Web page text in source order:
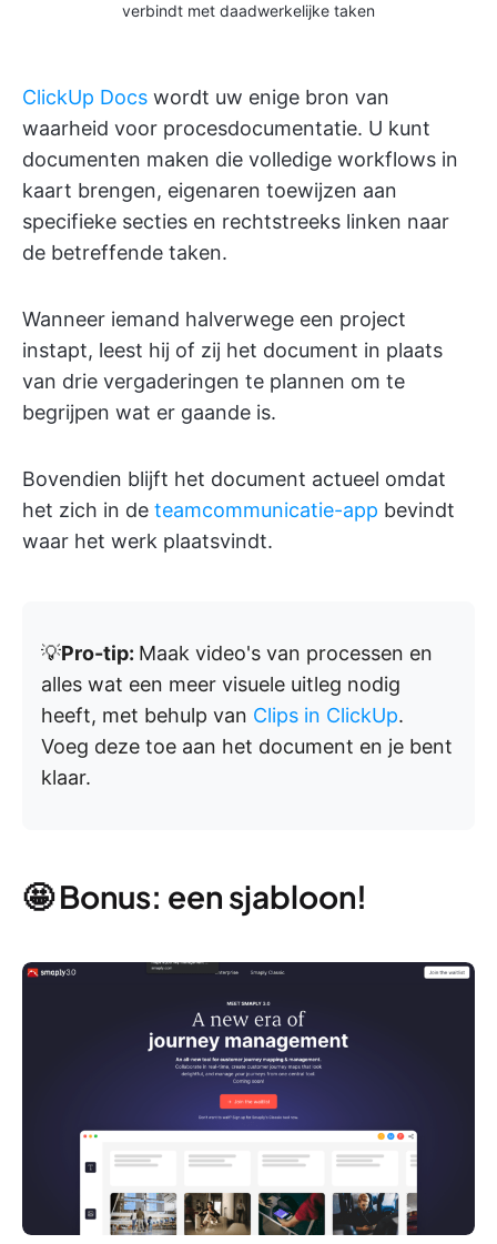
verbindt met daadwerkelijke taken
ClickUp Docs wordt uw enige bron van
waarheid voor procesdocumentatie. U kunt
documenten maken die volledige workflows in
kaart brengen, eigenaren toewijzen aan
specifieke secties en rechtstreeks linken naar
de betreffende taken.
Wanneer iemand halverwege een project
instapt, leest hij of zij het document in plaats
van drie vergaderingen te plannen om te
begrijpen wat er gaande is.
Bovendien blijft het document actueel omdat
het zich in de teamcommunicatie-app bevindt
waar het werk plaatsvindt.
💡Pro-tip: Maak video's van processen en
alles wat een meer visuele uitleg nodig
heeft, met behulp van Clips in ClickUp.
Voeg deze toe aan het document en je bent
klaar.
🤩 Bonus: een sjabloon!